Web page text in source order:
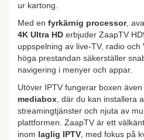
ur kartong.
Med en fyrkärnig processor,
4K Ultra HD erbjuder ZaapTV
uppspelning av live-TV, radio
höga prestandan säkerställer
navigering i menyer och appar.
Utöver IPTV fungerar boxen även
mediabox, där du kan installera
streamingtjänster och njuta av
plattformen. ZaapTV är ett
inom laglig IPTV, med fokus på